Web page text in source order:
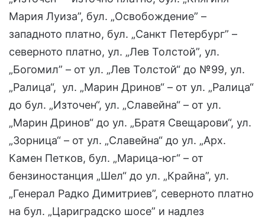
Мария Луиза”, бул. „Освобождение” –
западното платно, бул. „Санкт Петербург” –
северното платно, ул. „Лев Толстой”, ул.
„Богомил” – от ул. „Лев Толстой“ до №99, ул.
„Ралица“, ул. „Марин Дринов“ – от ул. „Ралица“
до бул. „Източен“, ул. „Славейна“ – от ул.
„Марин Дринов“ до ул. „Братя Свещарови“, ул.
„Зорница“ – от ул. „Славейна“ до ул. „Арх.
Камен Петков, бул. „Марица-юг“ – от
бензиностанция „Шел“ до ул. „Крайна”, ул.
„Генерал Радко Димитриев”, северното платно
на бул. „Цариградско шосе” и надлез